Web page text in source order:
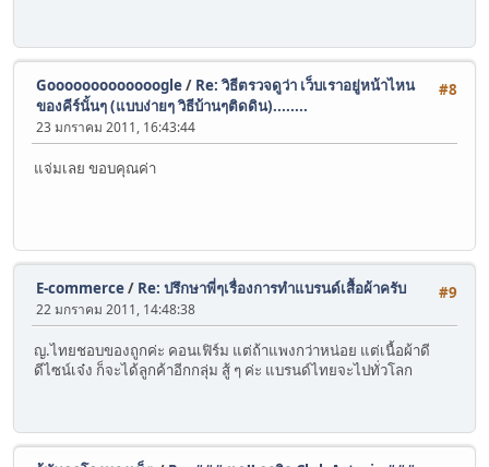
#8
Gooooooooooooogle/ Re: วิธีตรวจดูว่า เว็บเราอยู่หน้าไหน
ของคีร์นั้นๆ (แบบง่ายๆ วิธีบ้านๆติดดิน)........
23 มกราคม 2011, 16:43:44
แจ่มเลย ขอบคุณค่า
#9
E-commerce/ Re: ปรึกษาพี่ๆเรื่องการทำแบรนด์เสื้อผ้าครับ
22 มกราคม 2011, 14:48:38
ญ.ไทยชอบของถูกค่ะ คอนเฟิร์ม แต่ถ้าแพงกว่าหน่อย แต่เนื้อผ้าดี
ดีไซน์เจ๋ง ก็จะได้ลูกค้าอีกกลุ่ม สู้ ๆ ค่ะ แบรนด์ไทยจะไปทั่วโลก